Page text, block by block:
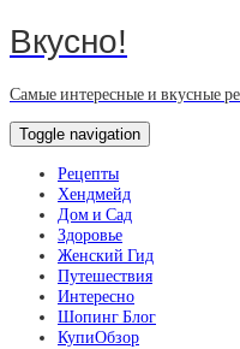
Вкусно!
Самые интересные и вкусные
Toggle navigation
Рецепты
Хендмейд
Дом и Сад
Здоровье
Женский Гид
Путешествия
Интересно
Шопинг Блог
КупиОбзор